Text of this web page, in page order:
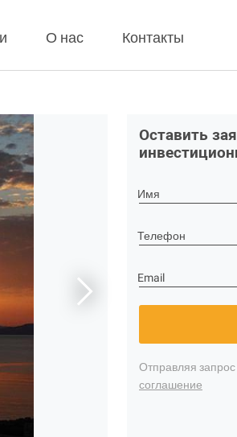
О нас Контакты
Оставить
Имя
Телефон
Email
Отправляя
соглашение